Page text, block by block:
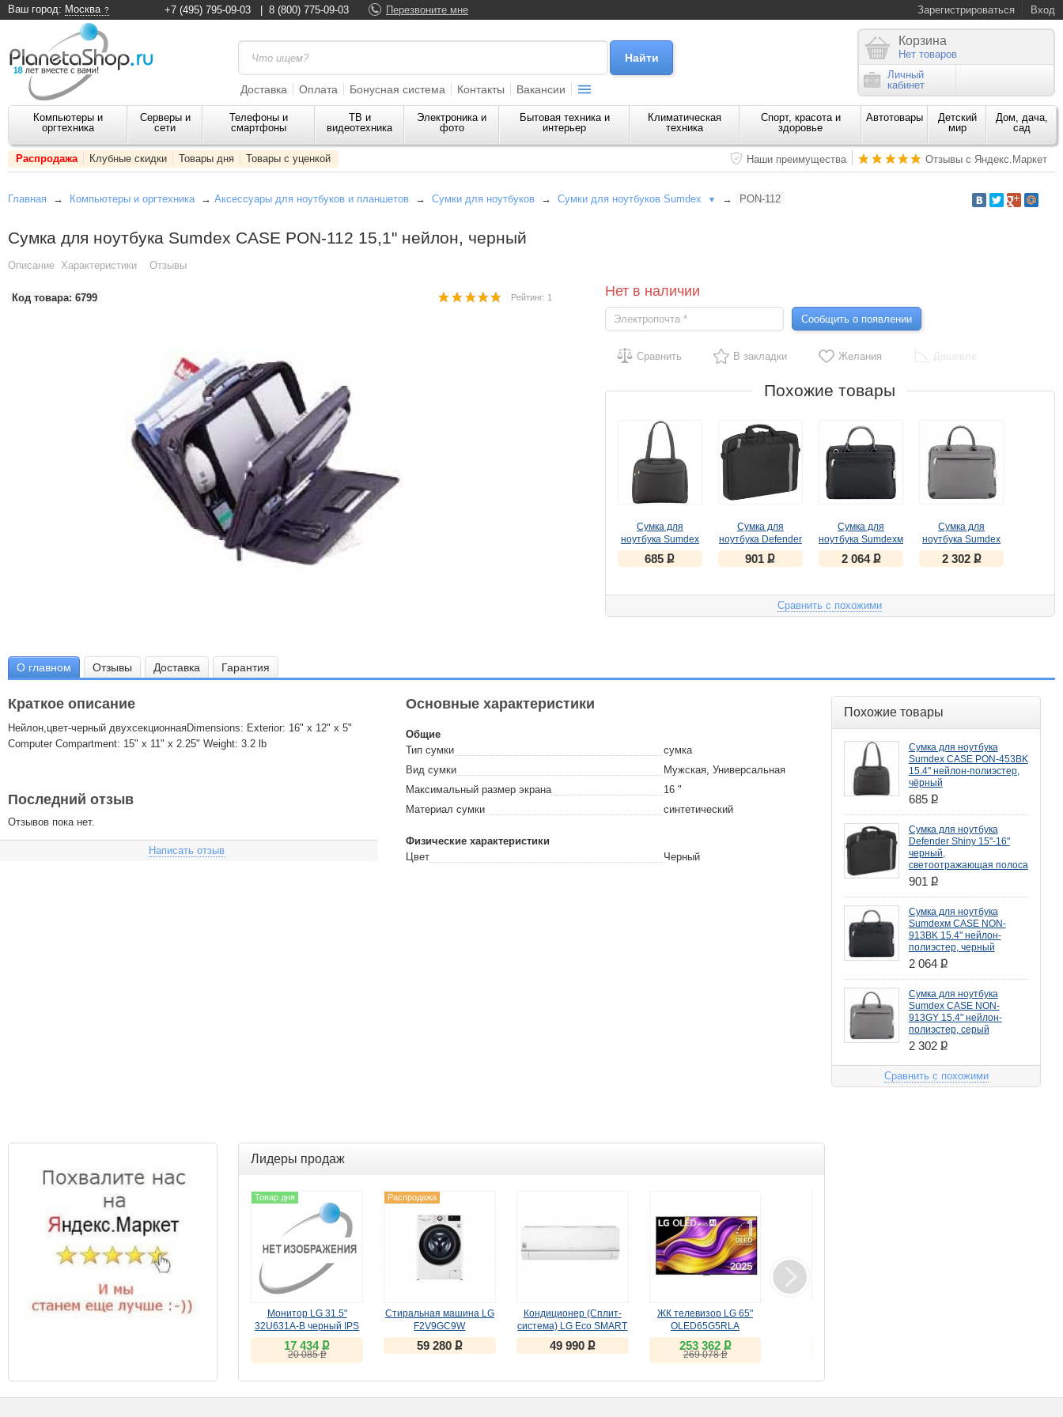
Ваш город: Москва Зарегистрироваться Вход
+7 (495) 795-09-03 8 (800) 775-09-03 Перезвоните мне
Доставка Оплата Бонусная система Контакты Вакансии
Корзина
Нет товаров
Личный
кабинет
Компьютеры и
оргтехника
Серверы и
сети
Телефоны и
смартфоны
ТВ и
видеотехника
Электроника и
фото
Бытовая техника и
интерьер
Климатическая
техника
Спорт, красота и
здоровье
Автотовары
Детский
мир
Дом, дача,
сад
Распродажа Клубные скидки Товары дня Товары с уценкой Наши преимущества Отзывы с Яндекс.Маркет
Главная → Компьютеры и оргтехника→ Аксессуары для ноутбуков и планшетов → Сумки для ноутбуков → Сумки для ноутбуков Sumdex ▼ → PON-112
Сумка для ноутбука Sumdex CASE PON-112 15,1" нейлон, черный
Описание Характеристики Отзывы
Код товара: 6799 Рейтинг: 1 Нет в наличии
Сообщить о появлении
Сравнить В закладки Желания Дешевле
Похожие товары
Сумка для
ноутбука Sumdex
CASE PON-453BK
15.4" нейлон-
685ք
Сумка для
ноутбука Defender
Shiny 15''-16"
черный,
901ք
Сумка для
ноутбука Sumdexм
CASE NON-913BK
15.4" нейлон-
2 064 ք
Сумка для
ноутбука Sumdex
CASE NON-913GY
15.4" нейлон-
2 302 ք
Сравнить с похожими
О главном Отзывы Доставка Гарантия
Краткое описание
Нейлон,цвет-черный двухсекционнаяDimensions: Exterior: 16" x 12" x 5"
Computer Compartment: 15" x 11" x 2.25" Weight: 3.2 lb
Последний отзыв
Отзывов пока нет.
Написать отзыв
Основные характеристики
Общие
Тип сумки
сумка
Вид сумки
Мужская, Универсальная
Максимальный размер экрана
16 "
Материал сумки
синтетический
Физические характеристики
Цвет
Черный
Похожие товары
Сумка для ноутбука
Sumdex CASE PON-453BK
15.4" нейлон-полиэстер,
чёрный
685 ք
Сумка для ноутбука
Defender Shiny 15''-16"
черный,
светоотражающая полоса
901 ք
Сумка для ноутбука
Sumdexм CASE NON-
913BK 15.4" нейлон-
полиэстер, черный
2 064 ք
Сумка для ноутбука
Sumdex CASE NON-
913GY 15.4" нейлон-
полиэстер, серый
2 302 ք
Сравнить с похожими
Лидеры продаж
Товар дня
Монитор LG 31.5"
32U631A-B черный IPS
17 434ք
20 085ք
Распродажа
Стиральная машина LG
F2V9GC9W
59 280 ք
Кондиционер (Сплит-
система) LG Eco SMART
inverter PC09SQR белый
49 990 ք
ЖК телевизор LG 65"
OLED65G5RLA
253 362 ք
269 078ք